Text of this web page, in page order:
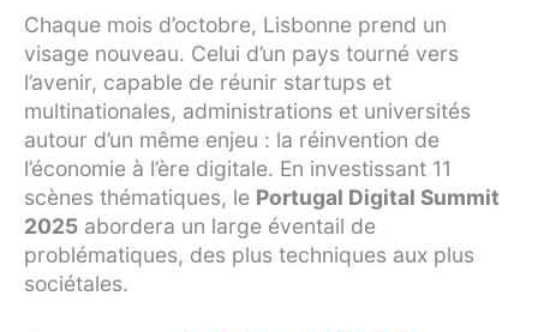
Chaque mois d’octobre, Lisbonne prend un
visage nouveau. Celui d’un pays tourné vers
l’avenir, capable de réunir startups et
multinationales, administrations et universités
autour d’un même enjeu : la réinvention de
l’économie à l’ère digitale. En investissant 11
scènes thématiques, le Portugal Digital Summit
2025 abordera un large éventail de
problématiques, des plus techniques aux plus
sociétales.